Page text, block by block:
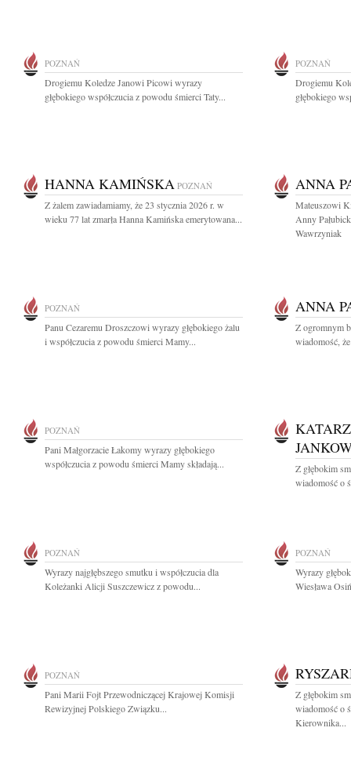
POZNAŃ
Drogiemu Koledze Janowi Picowi wyrazy
głębokiego współczucia z powodu śmierci Taty...
POZNAŃ
Drogiemu
głębokiego
HANNA KAMIŃSKA POZNAŃ
Z żalem zawiadamiamy, że 23 stycznia 2026 r. w
wieku 77 lat zmarła Hanna Kamińska emerytowana...
ANNA
Mateuszowi
Anny
Wawrzyniak
POZNAŃ
Panu Cezaremu Droszczowi wyrazy głębokiego żalu
i współczucia z powodu śmierci Mamy...
ANNA
Z ogromnym
wiadomość,
POZNAŃ
Pani Małgorzacie Łakomy wyrazy głębokiego
współczucia z powodu śmierci Mamy składają...
Z głębokim
wiadomość o
POZNAŃ
Wyrazy najgłębszego smutku i współczucia dla
Koleżanki Alicji Suszczewicz z powodu...
POZNAŃ
Wyrazy
Wiesława
POZNAŃ
Pani Marii Fojt Przewodniczącej Krajowej Komisji
Rewizyjnej Polskiego Związku...
Z głębokim
wiadomość o
Kierownika...